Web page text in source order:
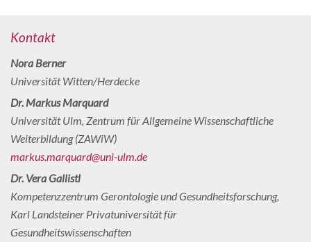
Kontakt
Nora Berner
Universität Witten/Herdecke
Dr. Markus Marquard
Universität Ulm, Zentrum für Allgemeine Wissenschaftliche
Weiterbildung (ZAWiW)
markus.marquard@uni-ulm.de
Dr. Vera Gallistl
Kompetenzzentrum Gerontologie und Gesundheitsforschung,
Karl Landsteiner Privatuniversität für
Gesundheitswissenschaften